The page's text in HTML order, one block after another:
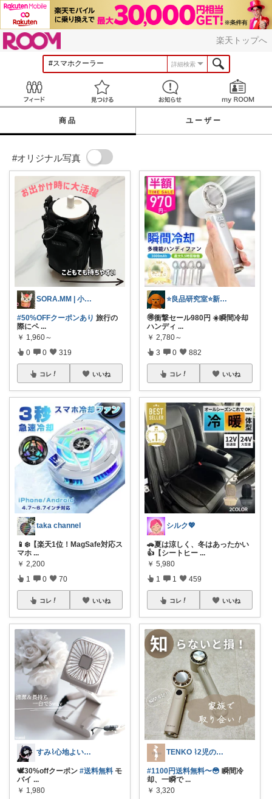
楽天トップへ
詳細検索
見つける お知らせ
商品 ユーザー
#オリジナル写真
SORA.MM | 小学生姉妹ママ👭
#50%OFFクーポンあり 旅行の
際にペ ...
￥ 1,960～
0 0 319
コレ いいね
taka channel
📱❄️【楽天1位！MagSafe対応ス
マホ ...
￥ 2,200
1 0 70
コレ いいね
すみ⌇心地よい暮らし🐈♡
🕊30%offクーポン #送料無料 モ
バイ ...
￥ 1,980
⭐良品研究室⭐新潟県民のオススメ🍙お米
🉐衝撃セール980円 ☀️瞬間冷却
ハンディ ...
￥ 2,780～
3 0 882
コレ いいね
シルク💖
🚗夏は涼しく、冬はあったかい
👍【シートヒー ...
￥ 5,980
1 1 459
コレ いいね
TENKO ⌇2児のママ＊暮らしを便利に
#1100円送料無料〜😳 瞬間冷
却、一瞬で ...
￥ 3,320